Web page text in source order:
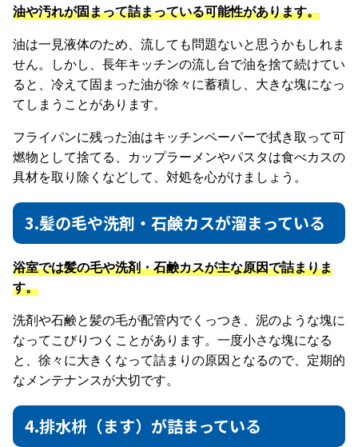
油や汚れが固まって詰まっている可能性があります。
油は一見液体のため、流しても問題ないと思うかもしれま
せん。しかし、長年キッチンの流し台で油を捨て続けてい
ると、冷えて固まった油が徐々に蓄積し、大きな塊になっ
てしまうことがあります。
フライパンに残った油はキッチンペーパーで拭き取って可
燃物として捨てる、カップラーメンやパスタは食べカスの
具材を取り除くなどして、対処を心がけましょう。
3.髪の毛や洗剤・石鹸カスが溜まっている
浴室では髪の毛や洗剤・石鹸カスが主な原因で詰まりま
す。
洗剤や石鹸と髪の毛が配管内でくっつき、泥のような塊に
なってこびりつくことがあります。一度小さな塊になる
と、徐々に大きくなって詰まりの原因となるので、定期的
なメンテナンスが大切です。
4.排水枡（ます）が詰まっている